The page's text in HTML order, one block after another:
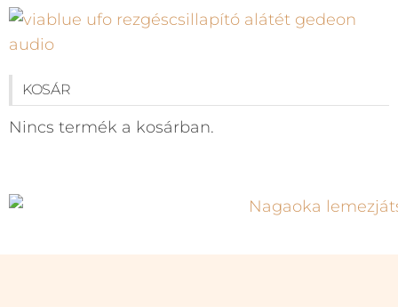
KOSÁR
Nincs termék a kosárban.